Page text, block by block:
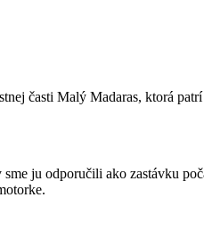
časti Malý Madaras, ktorá
ju odporučili ako zastávku